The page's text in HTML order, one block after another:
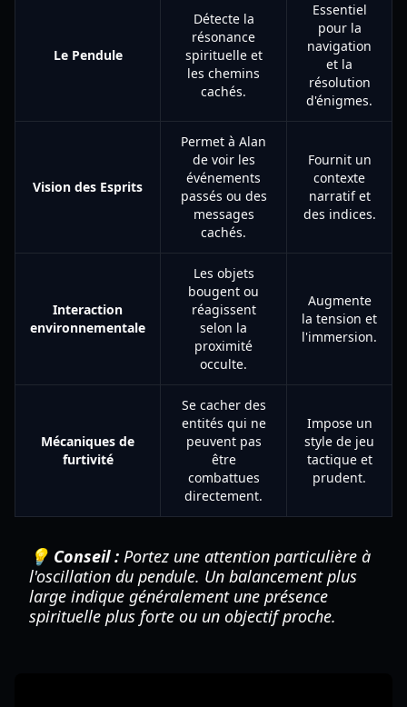
Le Pendule
Détecte la
résonance
spirituelle et
les chemins
cachés.
Essentiel
pour la
navigation
et la
résolution
d'énigmes.
Vision des Esprits
Permet à Alan
de voir les
événements
passés ou des
messages
cachés.
Fournit un
contexte
narratif et
des indices.
Interaction
environnementale
Les objets
bougent ou
réagissent
selon la
proximité
occulte.
Augmente
la tension et
l'immersion.
Mécaniques de
furtivité
Se cacher des
entités qui ne
peuvent pas
être
combattues
directement.
Impose un
style de jeu
tactique et
prudent.
💡 Conseil : Portez une attention particulière à
l'oscillation du pendule. Un balancement plus
large indique généralement une présence
spirituelle plus forte ou un objectif proche.